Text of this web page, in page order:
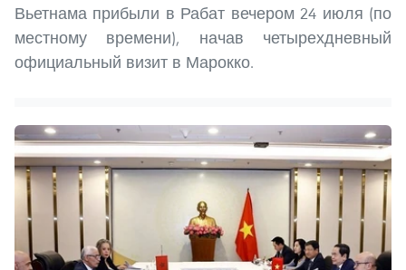
Вьетнама прибыли в Рабат вечером 24 июля (по
местному времени), начав четырехдневный
официальный визит в Марокко.